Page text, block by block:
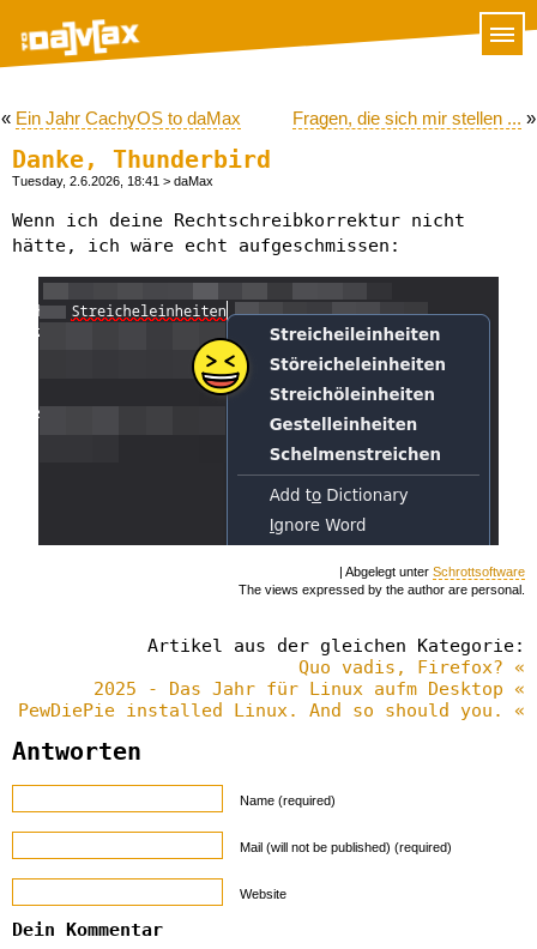
« Ein Jahr CachyOS to daMax Fragen, die sich mir stellen ... »
Danke, Thunderbird
Tuesday, 2.6.2026, 18:41 > daMax
Wenn ich deine Rechtschreibkorrektur nicht
hätte, ich wäre echt aufgeschmissen:
| Abgelegt unter Schrottsoftware
The views expressed by the author are personal.
Artikel aus der gleichen Kategorie:
Quo vadis, Firefox? «
2025 - Das Jahr für Linux aufm Desktop «
PewDiePie installed Linux. And so should you. «
Antworten
Name (required)
Mail (will not be published) (required)
Website
Dein Kommentar